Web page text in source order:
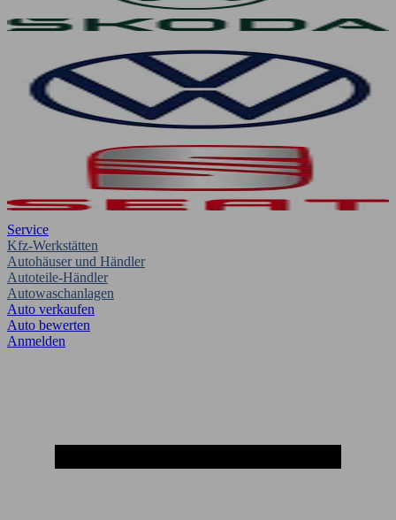
Service
Kfz-Werkstätten
Autohäuser und Händler
Autoteile-Händler
Autowaschanlagen
Auto verkaufen
Auto bewerten
Anmelden